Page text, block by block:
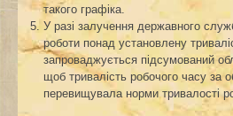
такого графіка.
У разі залучення державного
роботи понад установлену
запроваджується підсумований
щоб тривалість робочого часу за
перевищувала норми тривалості